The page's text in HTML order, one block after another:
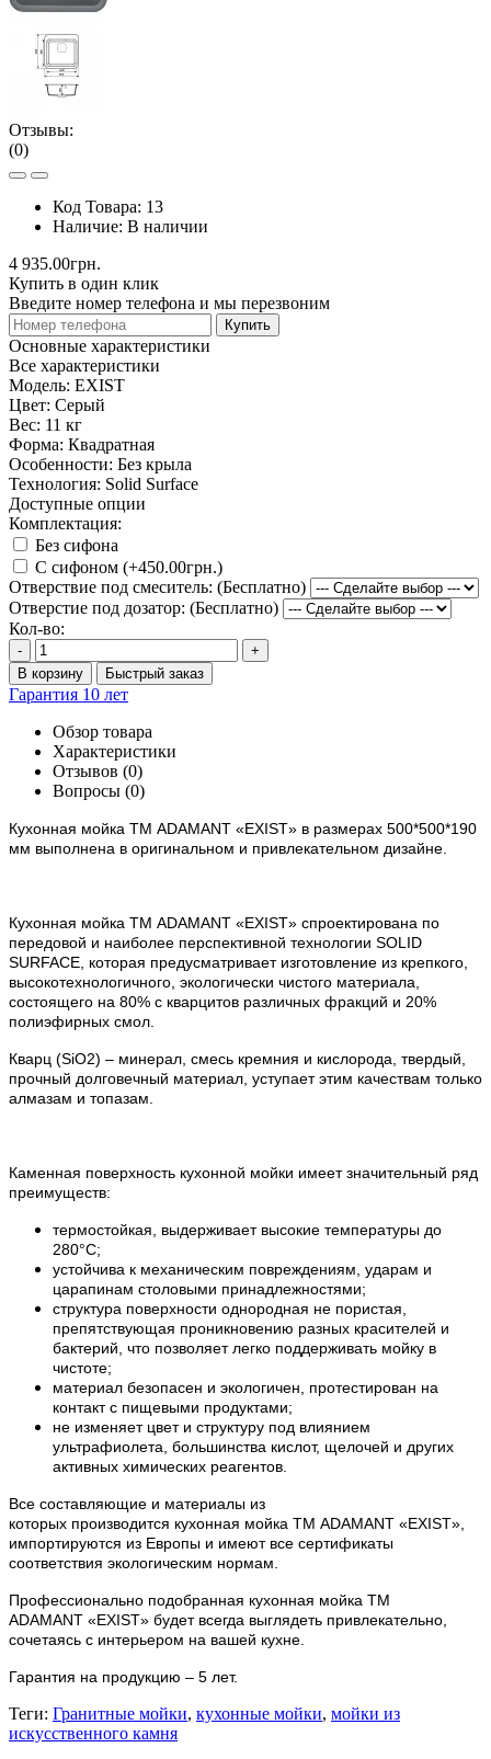
Отзывы:
(0)
Код Товара: 13
Наличие: В наличии
4 935.00грн.
Купить в один клик
Введите номер телефона и мы перезвоним
Купить
Основные характеристики
Все характеристики
Модель: EXIST
Цвет: Серый
Вес: 11 кг
Форма: Квадратная
Особенности: Без крыла
Технология: Solid Surface
Доступные опции
Комплектация:
Без сифона
С сифоном (+450.00грн.)
Отверствие под смеситель: (Бесплатно)
Отверстие под дозатор: (Бесплатно)
Кол-во:
-
+
В корзину
Быстрый заказ
Гарантия 10 лет
Обзор товара
Характеристики
Отзывов (0)
Вопросы (0)
Кухонная мойка ТМ ADAMANT «EXIST» в размерах 500*500*190
мм выполнена в оригинальном и привлекательном дизайне.
Кухонная мойка ТМ ADAMANT «EXIST» спроектирована по
передовой и наиболее перспективной технологии SOLID
SURFACE, которая предусматривает изготовление из крепкого,
высокотехнологичного, экологически чистого материала,
состоящего на 80% с кварцитов различных фракций и 20%
полиэфирных смол.
Кварц (SiO2) – минерал, смесь кремния и кислорода, твердый,
прочный долговечный материал, уступает этим качествам только
алмазам и топазам.
Каменная поверхность кухонной мойки имеет значительный ряд
преимуществ:
термостойкая, выдерживает высокие температуры до
280°С;
устойчива к механическим повреждениям, ударам и
царапинам столовыми принадлежностями;
структура поверхности однородная не пористая,
препятствующая проникновению разных красителей и
бактерий, что позволяет легко поддерживать мойку в
чистоте;
материал безопасен и экологичен, протестирован на
контакт с пищевыми продуктами;
не изменяет цвет и структуру под влиянием
ультрафиолета, большинства кислот, щелочей и других
активных химических реагентов.
Все составляющие и материалы из
которых производится кухонная мойка ТМ ADAMANT «EXIST»,
импортируются из Европы и имеют все сертификаты
соответствия экологическим нормам.
Профессионально подобранная кухонная мойка ТМ
ADAMANT «EXIST» будет всегда выглядеть привлекательно,
сочетаясь с интерьером на вашей кухне.
Гарантия на продукцию – 5 лет.
Теги: Гранитные мойки, кухонные мойки, мойки из
искусственного камня